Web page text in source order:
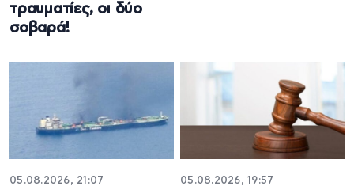
τραυματίες, οι δύο
σοβαρά!
05.08.2026, 21:07 05.08.2026, 19:57